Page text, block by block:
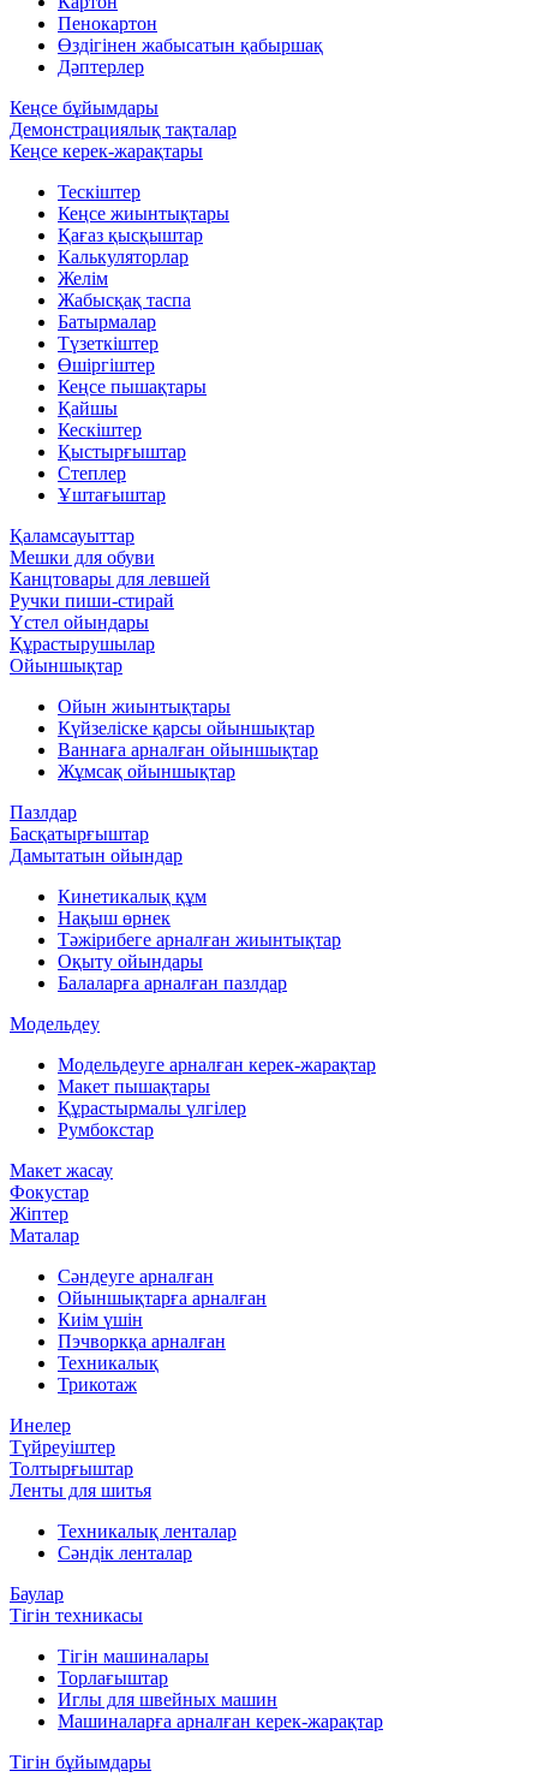
Пенокартон
Өздігінен жабысатын қабыршақ
Дәптерлер
Кеңсе бұйымдары
Демонстрациялық тақталар
Кеңсе керек-жарақтары
Тескіштер
Кеңсе жиынтықтары
Қағаз қысқыштар
Калькуляторлар
Желім
Жабысқақ таспа
Батырмалар
Түзеткіштер
Өшіргіштер
Кеңсе пышақтары
Қайшы
Кескіштер
Қыстырғыштар
Степлер
Ұштағыштар
Қаламсауыттар
Мешки для обуви
Канцтовары для левшей
Ручки пиши-стирай
Үстел ойындары
Құрастырушылар
Ойыншықтар
Ойын жиынтықтары
Күйзеліске қарсы ойыншықтар
Ваннаға арналған ойыншықтар
Жұмсақ ойыншықтар
Пазлдар
Басқатырғыштар
Дамытатын ойындар
Кинетикалық құм
Нақыш өрнек
Тәжірибеге арналған жиынтықтар
Оқыту ойындары
Балаларға арналған пазлдар
Модельдеу
Модельдеуге арналған керек-жарақтар
Макет пышақтары
Құрастырмалы үлгілер
Румбокстар
Макет жасау
Фокустар
Жіптер
Маталар
Сәндеуге арналған
Ойыншықтарға арналған
Киім үшін
Пэчворкқа арналған
Техникалық
Трикотаж
Инелер
Түйреуіштер
Толтырғыштар
Ленты для шитья
Техникалық ленталар
Сәндік ленталар
Баулар
Тігін техникасы
Тігін машиналары
Торлағыштар
Иглы для швейных машин
Машиналарға арналған керек-жарақтар
Тігін бұйымдары